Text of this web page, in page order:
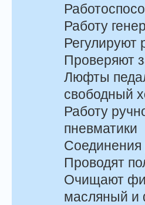
Работу
Регулируют
Проверяют
Люфты
свободный
Работу
пневматики
Соединения
Проводят
Очищают
масляный и